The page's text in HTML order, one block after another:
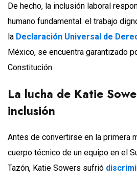
De hecho, la inclusión laboral
humano fundamental: el trabajo
la Declaración Universal de
México, se encuentra garantizado
Constitución.
La lucha de Katie
inclusión
Antes de convertirse en la primera
cuerpo técnico de un equipo en el
Tazón, Katie Sowers sufrió